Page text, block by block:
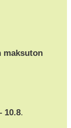
maksuton
10.8.